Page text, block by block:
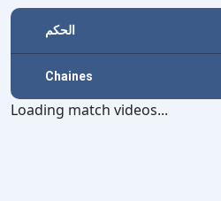
الحكم
Chaines
Loading match videos...